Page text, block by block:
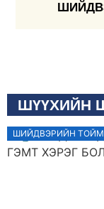
ШҮҮХИЙН
ШИЙДВЭРИЙН ТОЙМ